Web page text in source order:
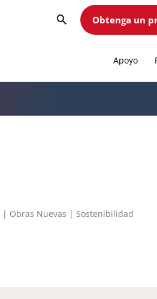
Obtenga un
Apoyo
| Obras Nuevas | Sostenibilidad